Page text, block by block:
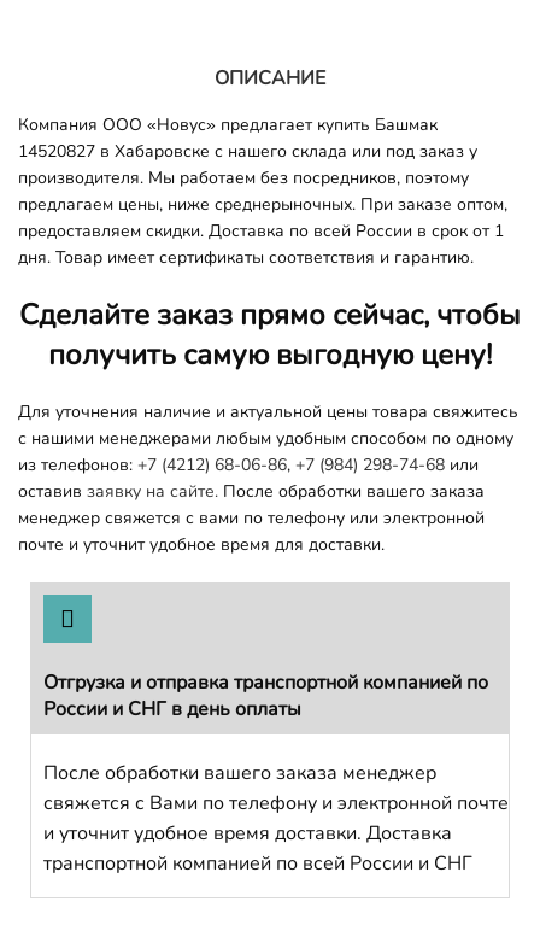
ОПИСАНИЕ
Компания ООО «Новус» предлагает купить Башмак
14520827 в Хабаровске с нашего склада или под заказ у
производителя. Мы работаем без посредников, поэтому
предлагаем цены, ниже среднерыночных. При заказе оптом,
предоставляем скидки. Доставка по всей России в срок от 1
дня. Товар имеет сертификаты соответствия и гарантию.
Сделайте заказ прямо сейчас, чтобы
получить самую выгодную цену!
Для уточнения наличие и актуальной цены товара свяжитесь
с нашими менеджерами любым удобным способом по одному
из телефонов: +7 (4212) 68-06-86, +7 (984) 298-74-68 или
оставив заявку на сайте. После обработки вашего заказа
менеджер свяжется с вами по телефону или электронной
почте и уточнит удобное время для доставки.
Отгрузка и отправка транспортной компанией по
России и СНГ в день оплаты
После обработки вашего заказа менеджер
свяжется с Вами по телефону и электронной почте
и уточнит удобное время доставки. Доставка
транспортной компанией по всей России и СНГ